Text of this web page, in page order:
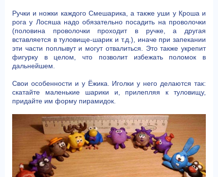
Ручки и ножки каждого Смешарика, а также уши у Кроша и
рога у Лосяша надо обязательно посадить на проволочки
(половина проволочки проходит в ручке, а другая
вставляется в туловище-шарик и т.д.), иначе при запекании
эти части поплывут и могут отвалиться. Это также укрепит
фигурку в целом, что позволит избежать поломок в
дальнейшем.
Свои особенности и у Ёжика. Иголки у него делаются так:
скатайте маленькие шарики и, прилепляя к туловищу,
придайте им форму пирамидок.